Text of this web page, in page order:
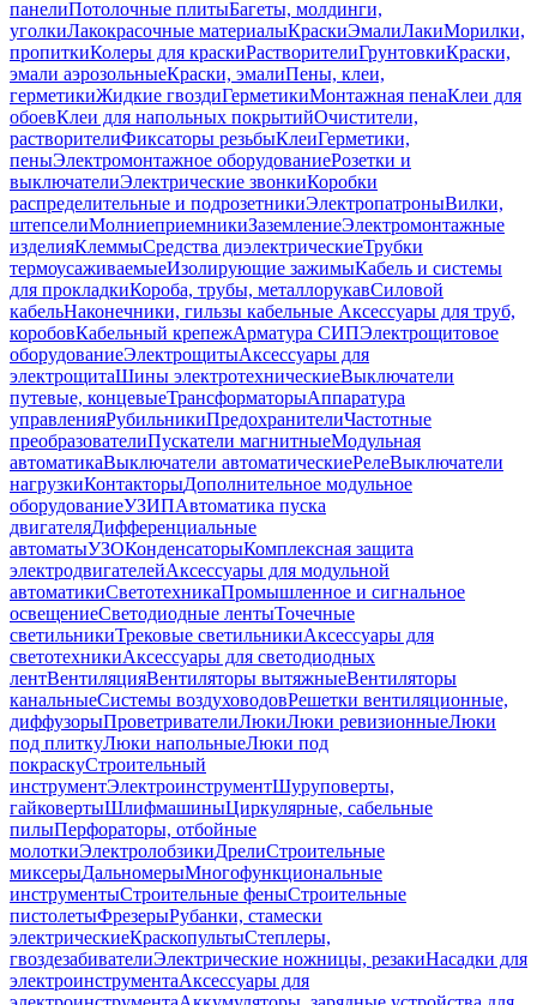
панелиПотолочные плитыБагеты, молдинги,
уголкиЛакокрасочные материалыКраскиЭмалиЛакиМорилки,
пропиткиКолеры для краскиРастворителиГрунтовкиКраски,
эмали аэрозольныеКраски, эмалиПены, клеи,
герметикиЖидкие гвоздиГерметикиМонтажная пенаКлеи для
обоевКлеи для напольных покрытийОчистители,
растворителиФиксаторы резьбыКлеиГерметики,
пеныЭлектромонтажное оборудованиеРозетки и
выключателиЭлектрические звонкиКоробки
распределительные и подрозетникиЭлектропатроныВилки,
штепселиМолниеприемникиЗаземлениеЭлектромонтажные
изделияКлеммыСредства диэлектрическиеТрубки
термоусаживаемыеИзолирующие зажимыКабель и системы
для прокладкиКороба, трубы, металлорукавСиловой
кабельНаконечники, гильзы кабельные Аксессуары для труб,
коробовКабельный крепежАрматура СИПЭлектрощитовое
оборудованиеЭлектрощитыАксессуары для
электрощитаШины электротехническиеВыключатели
путевые, концевыеТрансформаторыАппаратура
управленияРубильникиПредохранителиЧастотные
преобразователиПускатели магнитныеМодульная
автоматикаВыключатели автоматическиеРелеВыключатели
нагрузкиКонтакторыДополнительное модульное
оборудованиеУЗИПАвтоматика пуска
двигателяДифференциальные
автоматыУЗОКонденсаторыКомплексная защита
электродвигателейАксессуары для модульной
автоматикиСветотехникаПромышленное и сигнальное
освещениеСветодиодные лентыТочечные
светильникиТрековые светильникиАксессуары для
светотехникиАксессуары для светодиодных
лентВентиляцияВентиляторы вытяжныеВентиляторы
канальныеСистемы воздуховодовРешетки вентиляционные,
диффузорыПроветривателиЛюкиЛюки ревизионныеЛюки
под плиткуЛюки напольныеЛюки под
покраскуСтроительный
инструментЭлектроинструментШуруповерты,
гайковертыШлифмашиныЦиркулярные, сабельные
пилыПерфораторы, отбойные
молоткиЭлектролобзикиДрелиСтроительные
миксерыДальномерыМногофункциональные
инструментыСтроительные феныСтроительные
пистолетыФрезерыРубанки, стамески
электрическиеКраскопультыСтеплеры,
гвоздезабивателиЭлектрические ножницы, резакиНасадки для
электроинструментаАксессуары для